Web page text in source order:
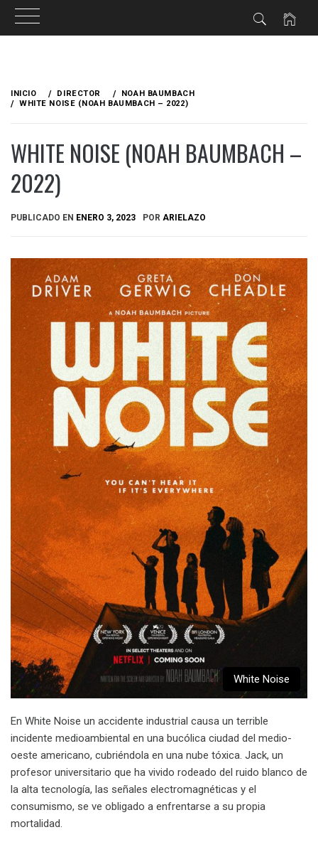
contenido
INICIO DIRECTOR
NOAH BAUMBACH
WHITE NOISE (NOAH BAUMBACH – 2022)
WHITE NOISE (NOAH BAUMBACH –
2022)
PUBLICADO EN ENERO 3, 2023 POR ARIELAZO
White Noise
En White Noise un accidente industrial causa un terrible
incidente medioambiental en una bucólica ciudad del medio-
oeste americano, cubriéndola en una nube tóxica. Jack, un
profesor universitario que ha vivido rodeado del ruido blanco de
la alta tecnología, las señales electromagnéticas y el
consumismo, se ve obligado a enfrentarse a su propia
mortalidad.